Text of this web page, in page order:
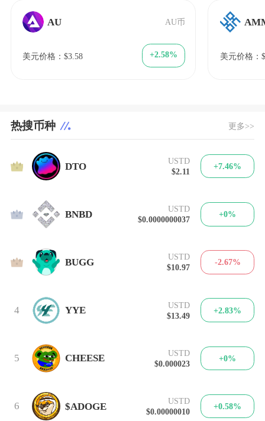
AU AU币
美元价格：$3.58 +2.58% 美元价格：
热搜币种 更多>>
1 DTO
USTD
$2.11
+7.46%
2 BNBD
USTD
$0.0000000037
+0%
3 BUGG
USTD
$10.97
-2.67%
4 YYE
USTD
$13.49
+2.83%
5 CHEESE
USTD
$0.000023
+0%
6 $ADOGE
USTD
$0.00000010
+0.58%